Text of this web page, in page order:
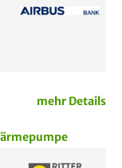
mehr Details